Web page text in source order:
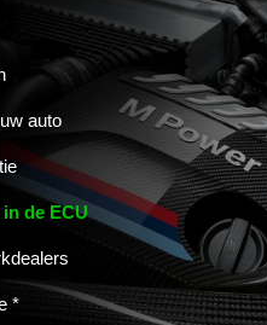
auto
de ECU
*